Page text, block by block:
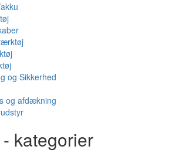
og Sikkerhed
og afdækning
kategorier